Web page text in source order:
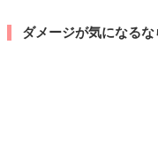
ダメージが気になるな